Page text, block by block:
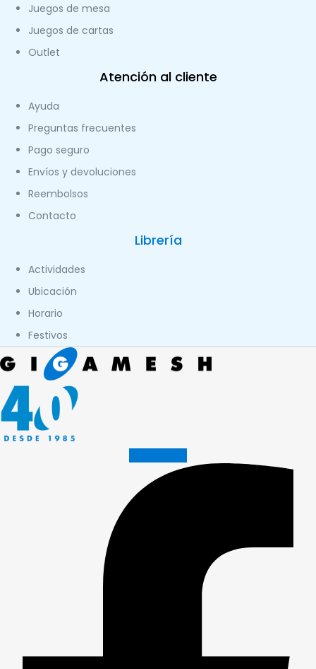
Juegos de mesa
Juegos de cartas
Outlet
Atención al cliente
Ayuda
Preguntas frecuentes
Pago seguro
Envíos y devoluciones
Reembolsos
Contacto
Librería
Actividades
Ubicación
Horario
Festivos